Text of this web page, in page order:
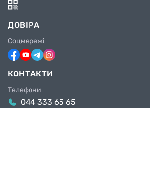
ДОВІРА
Соцмережі
КОНТАКТИ
Телефони
044 333 65 65